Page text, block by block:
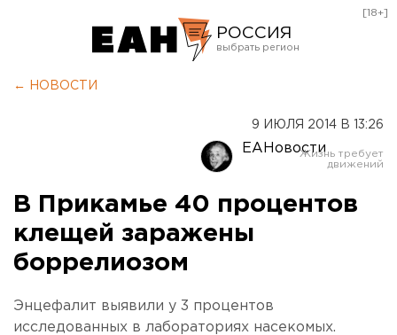
РОССИЯ
Оренбург
[18+]
← НОВОСТИ
9 ИЮЛЯ 2014 В 13:26
ЕАНовости
В Прикамье 40 процентов
клещей заражены
боррелиозом
Энцефалит выявили у 3 процентов
исследованных в лабораториях насекомых.